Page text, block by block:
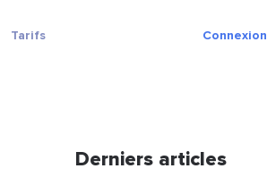
Tarifs Connexion
Derniers articles